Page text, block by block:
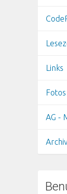
Links
Fotos
AG -